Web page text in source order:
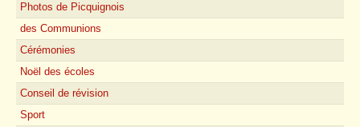
Photos de Picquignois
des Communions
Cérémonies
Noël des écoles
Conseil de révision
Sport